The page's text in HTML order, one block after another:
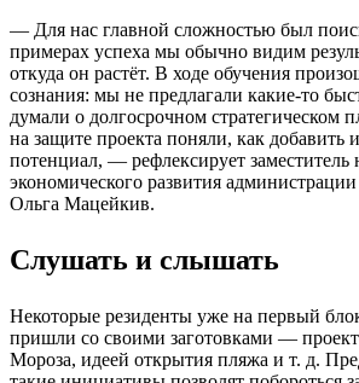
— Для нас главной сложностью был
примерах успеха мы обычно видим
откуда он растёт. В ходе обучения
сознания: мы не предлагали какие-то
думали о долгосрочном стратегическом
на защите проекта поняли, как добавить
потенциал, — рефлексирует заместитель
экономического развития
Ольга Мацейкив.
Слушать и слышать
Некоторые резиденты уже на первый
пришли со своими заготовками —
Мороза, идеей открытия пляжа и т. д.